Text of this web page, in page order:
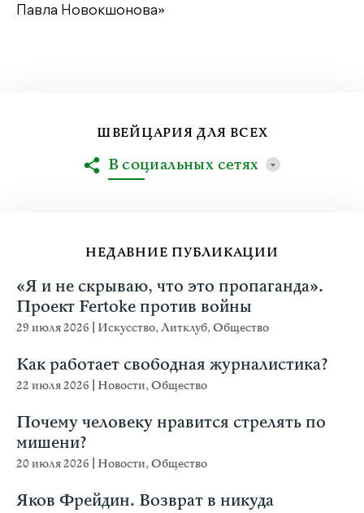
Павла Новокшонова»
НЕДАВНИЕ ПУБЛИКАЦИИ
«Я и не скрываю, что это пропаганда».
Проект Fertoke против войны
29 июля 2026 Искусство,Литклуб,Общество
Как работает свободная журналистика?
22 июля 2026 Новости,Общество
Почему человеку нравится стрелять по
мишени?
20 июля 2026 Новости,Общество
Яков Фрейдин. Возврат в никуда
ШВЕЙЦАРИЯ ДЛЯ ВСЕХ
В социальных сетях